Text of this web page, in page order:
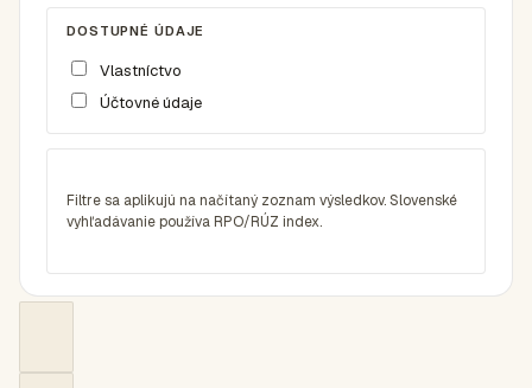
DOSTUPNÉ ÚDAJE
Vlastníctvo
Účtovné údaje
Filtre sa aplikujú na načítaný zoznam výsledkov. Slovenské
vyhľadávanie používa RPO/RÚZ index.